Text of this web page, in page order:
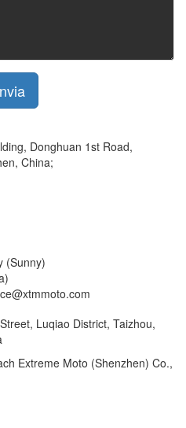
Donghuan 1st Road,
China;
(Sunny)
Luqiao District, Taizhou,
Extreme Moto (Shenzhen) Co.,